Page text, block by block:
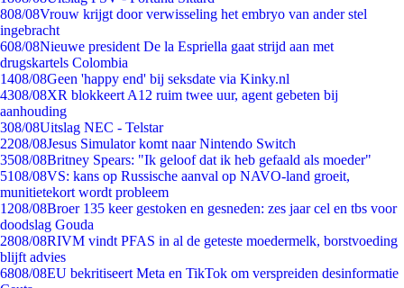
808/08Vrouw krijgt door verwisseling het embryo van ander stel
ingebracht
608/08Nieuwe president De la Espriella gaat strijd aan met
drugskartels Colombia
1408/08Geen 'happy end' bij seksdate via Kinky.nl
4308/08XR blokkeert A12 ruim twee uur, agent gebeten bij
aanhouding
308/08Uitslag NEC - Telstar
2208/08Jesus Simulator komt naar Nintendo Switch
3508/08Britney Spears: "Ik geloof dat ik heb gefaald als moeder"
5108/08VS: kans op Russische aanval op NAVO-land groeit,
munitietekort wordt probleem
1208/08Broer 135 keer gestoken en gesneden: zes jaar cel en tbs voor
doodslag Gouda
2808/08RIVM vindt PFAS in al de geteste moedermelk, borstvoeding
blijft advies
6808/08EU bekritiseert Meta en TikTok om verspreiden desinformatie